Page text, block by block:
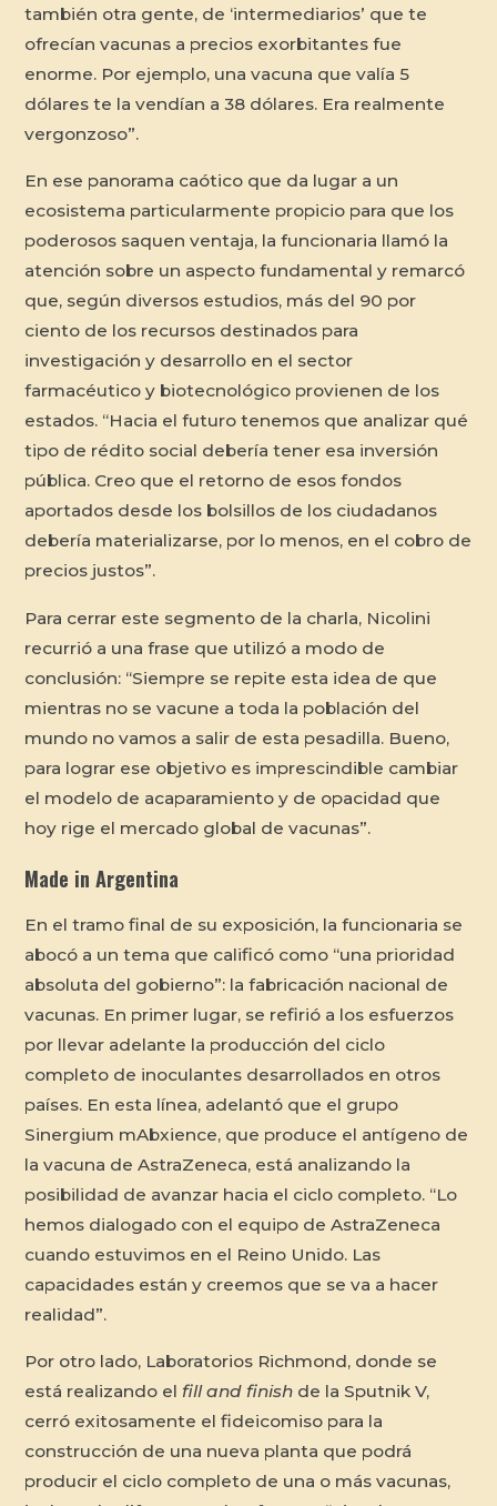
también otra gente, de ‘intermediarios’ que te
ofrecían vacunas a precios exorbitantes fue
enorme. Por ejemplo, una vacuna que valía 5
dólares te la vendían a 38 dólares. Era realmente
vergonzoso”.
En ese panorama caótico que da lugar a un
ecosistema particularmente propicio para que los
poderosos saquen ventaja, la funcionaria llamó la
atención sobre un aspecto fundamental y remarcó
que, según diversos estudios, más del 90 por
ciento de los recursos destinados para
investigación y desarrollo en el sector
farmacéutico y biotecnológico provienen de los
estados. “Hacia el futuro tenemos que analizar qué
tipo de rédito social debería tener esa inversión
pública. Creo que el retorno de esos fondos
aportados desde los bolsillos de los ciudadanos
debería materializarse, por lo menos, en el cobro de
precios justos”.
Para cerrar este segmento de la charla, Nicolini
recurrió a una frase que utilizó a modo de
conclusión: “Siempre se repite esta idea de que
mientras no se vacune a toda la población del
mundo no vamos a salir de esta pesadilla. Bueno,
para lograr ese objetivo es imprescindible cambiar
el modelo de acaparamiento y de opacidad que
hoy rige el mercado global de vacunas”.
Made in Argentina
En el tramo final de su exposición, la funcionaria se
abocó a un tema que calificó como “una prioridad
absoluta del gobierno”: la fabricación nacional de
vacunas. En primer lugar, se refirió a los esfuerzos
por llevar adelante la producción del ciclo
completo de inoculantes desarrollados en otros
países. En esta línea, adelantó que el grupo
Sinergium mAbxience, que produce el antígeno de
la vacuna de AstraZeneca, está analizando la
posibilidad de avanzar hacia el ciclo completo. “Lo
hemos dialogado con el equipo de AstraZeneca
cuando estuvimos en el Reino Unido. Las
capacidades están y creemos que se va a hacer
realidad”.
Por otro lado, Laboratorios Richmond, donde se
está realizando el fill and finish de la Sputnik V,
cerró exitosamente el fideicomiso para la
construcción de una nueva planta que podrá
producir el ciclo completo de una o más vacunas,